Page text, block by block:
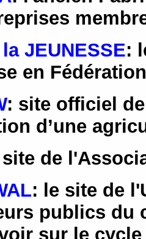
JEUNESSE:
en
: site officiel
d’une
de
: le site de
publics du
sur le